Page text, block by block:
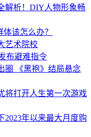
解析！DIY人物形象畅
该怎么办？
艺术院校
布避难指令
圈 《黑袍》结局悬念
将打开人生第一次游戏
2023年以来最大月度购